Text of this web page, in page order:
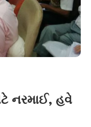
નરમાઈ, હવે